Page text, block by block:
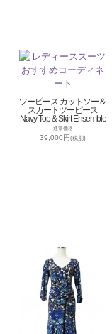
ツーピース カットソー＆
スカートツーピース
Navy Top & Skirt Ensemble
通常価格
39,000円(税別)